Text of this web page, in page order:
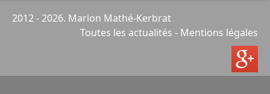
2012 - 2026. Marion Mathé-Kerbrat
Toutes les actualités
Mentions légales